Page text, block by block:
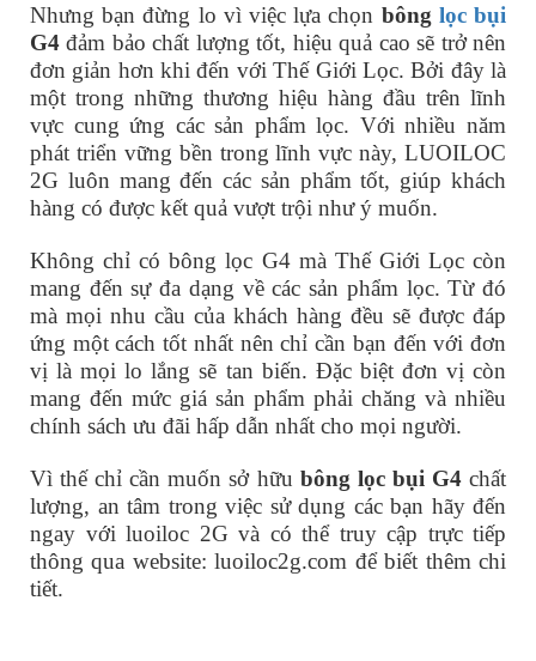
Nhưng bạn đừng lo vì việc lựa chọn bông lọc bụi
G4 đảm bảo chất lượng tốt, hiệu quả cao sẽ trở nên
đơn giản hơn khi đến với Thế Giới Lọc. Bởi đây là
một trong những thương hiệu hàng đầu trên lĩnh
vực cung ứng các sản phẩm lọc. Với nhiều năm
phát triển vững bền trong lĩnh vực này, LUOILOC
2G luôn mang đến các sản phẩm tốt, giúp khách
hàng có được kết quả vượt trội như ý muốn.
Không chỉ có bông lọc G4 mà Thế Giới Lọc còn
mang đến sự đa dạng về các sản phẩm lọc. Từ đó
mà mọi nhu cầu của khách hàng đều sẽ được đáp
ứng một cách tốt nhất nên chỉ cần bạn đến với đơn
vị là mọi lo lắng sẽ tan biến. Đặc biệt đơn vị còn
mang đến mức giá sản phẩm phải chăng và nhiều
chính sách ưu đãi hấp dẫn nhất cho mọi người.
Vì thế chỉ cần muốn sở hữu bông lọc bụi G4chất
lượng, an tâm trong việc sử dụng các bạn hãy đến
ngay với luoiloc 2G và có thể truy cập trực tiếp
thông qua website: luoiloc2g.com để biết thêm chi
tiết.